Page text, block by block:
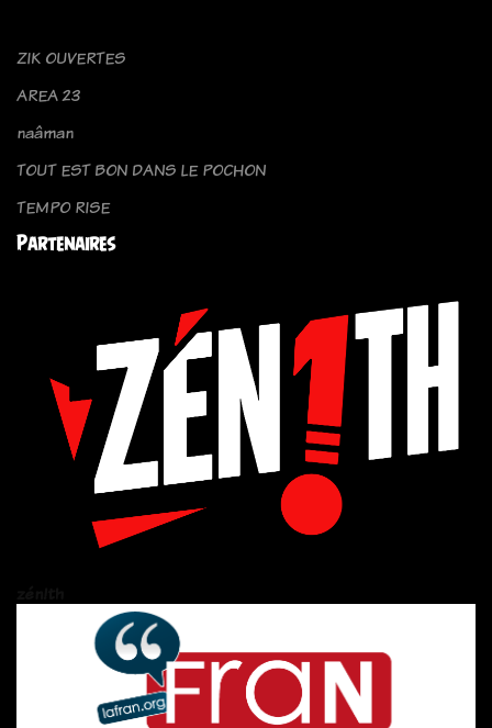
ZIK OUVERTES
AREA 23
naâman
TOUT EST BON DANS LE POCHON
TEMPO RISE
Partenaires